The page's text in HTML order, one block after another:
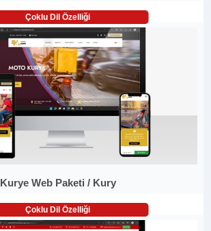
Çoklu Dil Özelliği
Kurye Web Paketi / Kury
Çoklu Dil Özelliği